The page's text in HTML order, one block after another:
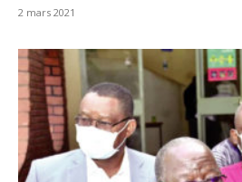
2 mars 2021